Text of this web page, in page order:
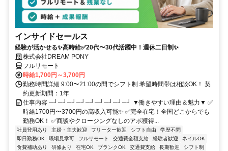
インサイドセールス
経験が活かせる✨高時給✅20代〜30代活躍中！週休二日制✨
株式会社DREAM PONY
フルリモート
時給1,700円～3,700円
勤務時間詳細 9:00〜21:00の間でシフト制 希望時間帯は相談OK！ 契
約更新期間：1年
仕事内容 ─┘─┘─┘─┘─┘─┘─┘─┘─┘ ▼働きやすい理由＆魅力▼ ✅
時給1700円〜3700円の高収入可能✨ ✅完全在宅！全国どこからでも
勤務OK！ ✅商談やクロージングなしのアポ獲得...
社員登用あり 主婦・主夫歓迎 フリーター歓迎 シフト自由
学歴不問
即日勤務OK
職場見学可 フルリモート 交通費全額支給 経験者歓迎
ネイルOK
食費補助あり
研修あり 在宅OK ブランクOK 交通費支給 長期歓迎
シフト制